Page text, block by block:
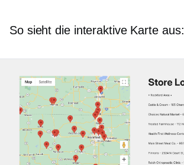
So sieht die interaktive Karte aus: